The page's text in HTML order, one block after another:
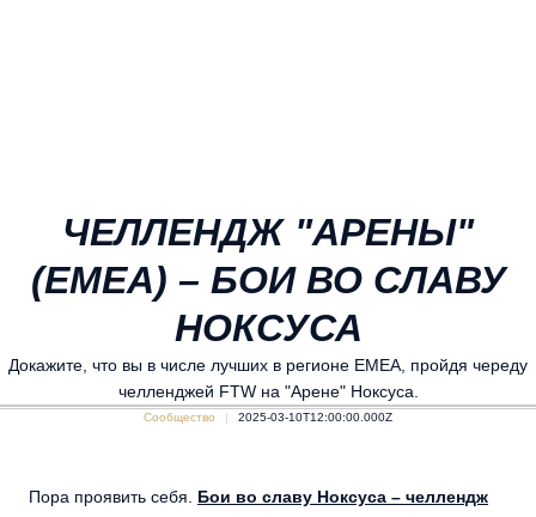
ЧЕЛЛЕНДЖ "АРЕНЫ"
(EMEA) – БОИ ВО СЛАВУ
НОКСУСА
Докажите, что вы в числе лучших в регионе EMEA, пройдя череду
челленджей FTW на "Арене" Ноксуса.
Сообщество 2025-03-10T12:00:00.000Z
Пора проявить себя. Бои во славу Ноксуса – челлендж